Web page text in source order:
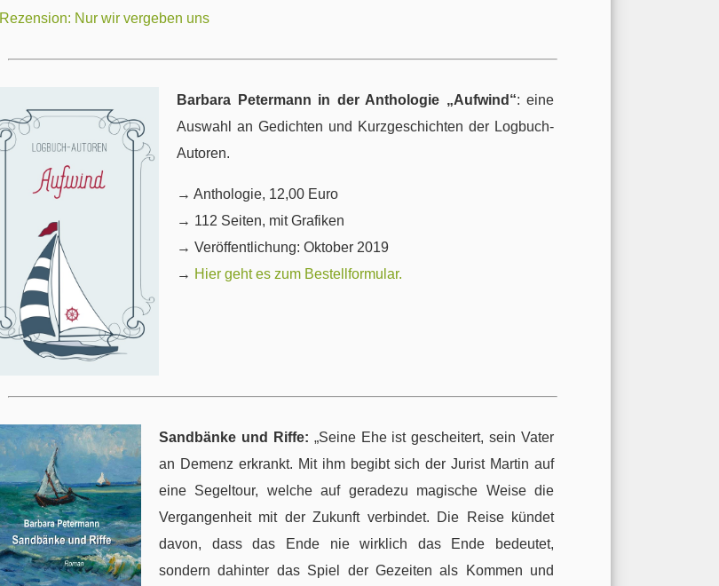
Rezension: Nur wir vergeben uns
Barbara Petermann in der Anthologie „Aufwind“: eine
Auswahl an Gedichten und Kurzgeschichten der Logbuch-
Autoren.
→ Anthologie, 12,00 Euro
→ 112 Seiten, mit Grafiken
→ Veröffentlichung: Oktober 2019
→ Hier geht es zum Bestellformular.
Sandbänke und Riffe: „Seine Ehe ist gescheitert, sein Vater
an Demenz erkrankt. Mit ihm begibt sich der Jurist Martin auf
eine Segeltour, welche auf geradezu magische Weise die
Vergangenheit mit der Zukunft verbindet. Die Reise kündet
davon, dass das Ende nie wirklich das Ende bedeutet,
sondern dahinter das Spiel der Gezeiten als Kommen und